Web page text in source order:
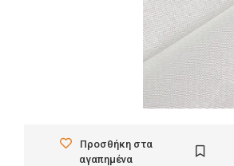
Προσθήκη στα
αγαπημένα